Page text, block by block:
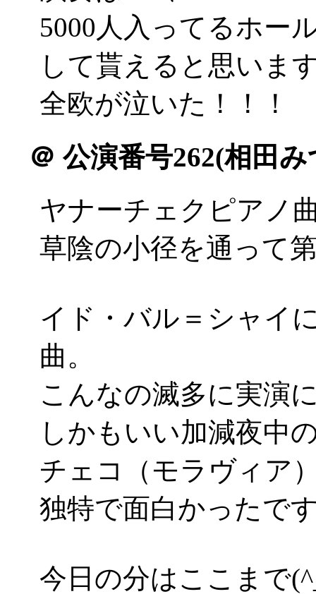
5000人入ってるホー
して貰えると思いま
全欧が泣いた！！！
＠ 公演番号262(相田
ヤナーチェクピアノ
草陰の小径を通って
イド・バル＝シャイ
曲。
こんなの滅多に実演
しかもいい加減夜中
チェコ（モラヴィア
独特で面白かったで
今日の分はここまで